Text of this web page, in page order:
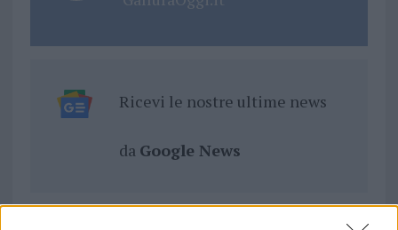
Ricevi le nostre ultime news
da Google News